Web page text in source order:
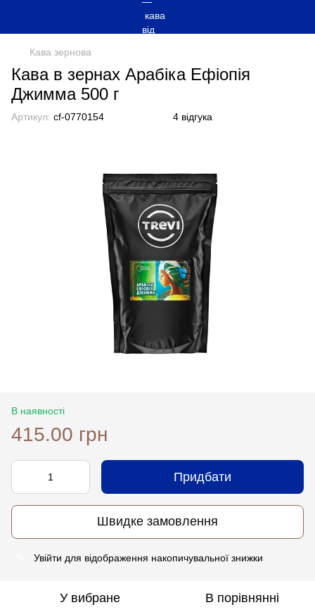
Кава зернова
Кава в зернах Арабіка Ефіопія
Джимма 500 г
Артикул: cf-0770154 4 відгука
В наявності
415.00 грн
Придбати
Швидке замовлення
Увійти для відображення накопичувальної знижки
У вибране В порівнянні